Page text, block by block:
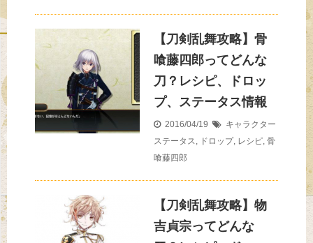
【刀剣乱舞攻略】骨
喰藤四郎ってどんな
刀？レシピ、ドロッ
プ、ステータス情報
2016/04/19
キャラクター
ステータス, ドロップ, レシピ, 骨
喰藤四郎
【刀剣乱舞攻略】物
吉貞宗ってどんな